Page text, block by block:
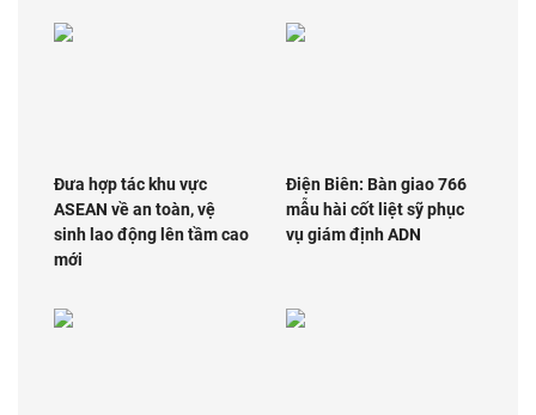
Đưa hợp tác khu vực
ASEAN về an toàn, vệ
sinh lao động lên tầm cao
mới
Điện Biên: Bàn giao 766
mẫu hài cốt liệt sỹ phục
vụ giám định ADN